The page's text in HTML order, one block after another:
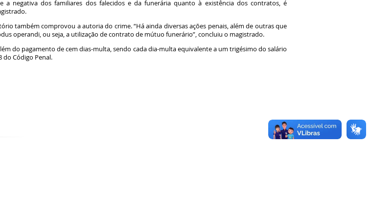
a negativa dos familiares dos falecidos e da funerária quanto à existência dos contratos, é
também comprovou a autoria do crime. “Há ainda diversas ações penais, além de outras que
operandi, ou seja, a utilização de contrato de mútuo funerário”, concluiu o magistrado.
do pagamento de cem dias-multa, sendo cada dia-multa equivalente a um trigésimo do salário
do Código Penal.